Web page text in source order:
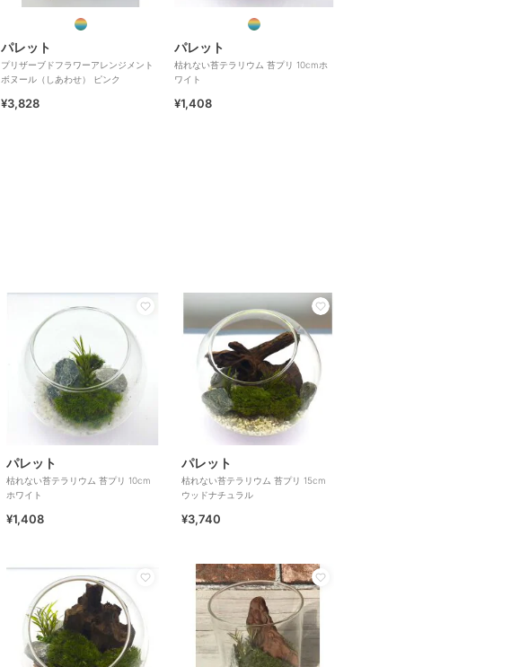
パレット
プリザーブドフラワーアレンジメント
ボヌール（しあわせ） ピンク
¥3,828
パレット
枯れない苔テラリウム 苔プリ 10cmホ
ワイト
¥1,408
パレット
枯れない苔テラリウム 苔プリ 10cm
ホワイト
¥1,408
パレット
枯れない苔テラリウム 苔プリ 15cm
ウッドナチュラル
¥3,740